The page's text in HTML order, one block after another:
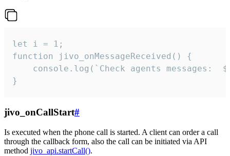
let i = 1;
function jivo_onMessageReceived() {
}
jivo_onCallStart#
Is executed when the phone call is started. A client can order a call
through the callback form, also the call can be initiated via API
method jivo_api.startCall().